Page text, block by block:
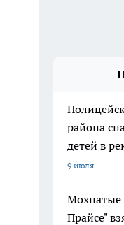
района
детей в
9 июля
Мохнатые
Прайсе"